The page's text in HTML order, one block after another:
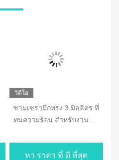
วิดีโอ
ชามเซรามิกทรง 3 มิลลิตร ที่
ทนความร้อน สําหรับงาน
หา ราคา ที่ ดี ที่สุด